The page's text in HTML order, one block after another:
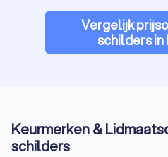
Vergelijk
schilders in
Keurmerken &
schilders